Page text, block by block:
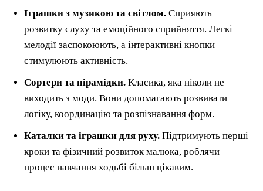
Іграшки з музикою та світлом. Сприяють
розвитку слуху та емоційного сприйняття. Легкі
мелодії заспокоюють, а інтерактивні кнопки
стимулюють активність.
Сортери та пірамідки. Класика, яка ніколи не
виходить з моди. Вони допомагають розвивати
логіку, координацію та розпізнавання форм.
Каталки та іграшки для руху. Підтримують перші
кроки та фізичний розвиток малюка, роблячи
процес навчання ходьбі більш цікавим.